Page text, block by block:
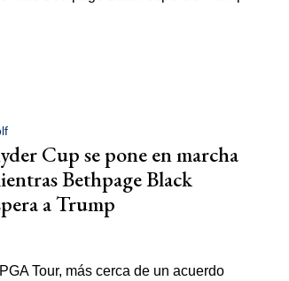
Cup se pone en marcha
Bethpage Black
a Trump